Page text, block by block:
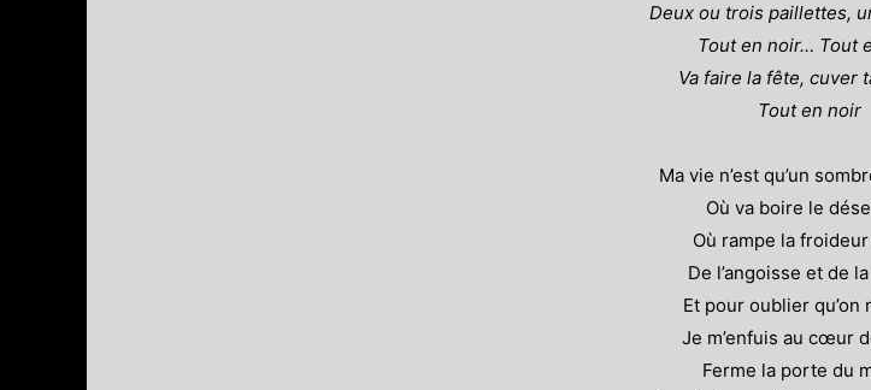
Deux ou trois paillettes,
Tout en noir… Tout
Va faire la fête, cuver
Tout en noir
Ma vie n’est qu’un
Où va boire le
Où rampe la
De l’angoisse et de
Et pour oublier qu’on
Je m’enfuis au cœur
Ferme la porte du